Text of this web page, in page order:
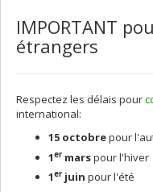
IMPORTANT
étrangers
Respectez les délais pour
international:
15 octobrepour
1er marspour l'hiver
1er juin pour l'été